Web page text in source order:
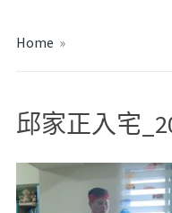
Home »
邱家正入宅